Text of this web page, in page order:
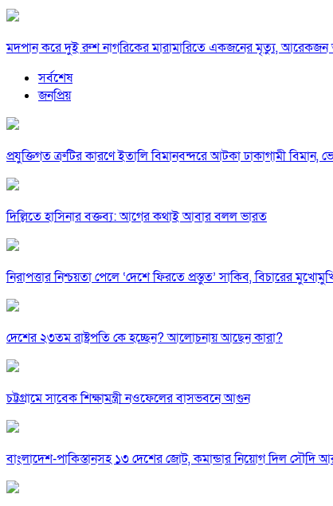
মদপান করে দুই রুশ নাগরিকের মারামারিতে একজনের মৃত্যু,
সর্বশেষ
জনপ্রিয়
প্রযুক্তিগত ত্রুটির কারণে ইতালি বিমানবন্দরে আটকা ঢাকাগামী বিমান,
দিল্লিতে হাসিনার বক্তব্য: আগের কথাই আবার বলল ভারত
নিরাপত্তার নিশ্চয়তা পেলে ‘দেশে ফিরতে প্রস্তুত’ সাকিব, বিচারের
দেশের ২৩তম রাষ্ট্রপতি কে হচ্ছেন? আলোচনায় আছেন কারা?
চট্টগ্রামে সাবেক শিক্ষামন্ত্রী নওফেলের বাসভবনে আগুন
বাংলাদেশ-পাকিস্তানসহ ১৩ দেশের জোট, কমান্ডার নিয়োগ দিল সৌদি